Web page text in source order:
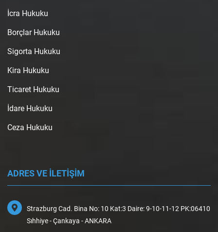
İcra Hukuku
Borçlar Hukuku
Sigorta Hukuku
Kira Hukuku
Ticaret Hukuku
İdare Hukuku
Ceza Hukuku
ADRES VE İLETİŞİM
Strazburg Cad. Bina No: 10 Kat:3 Daire: 9-10-11-12 PK:06410
Sıhhiye - Çankaya - ANKARA